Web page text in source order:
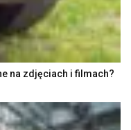
na zdjęciach i filmach?